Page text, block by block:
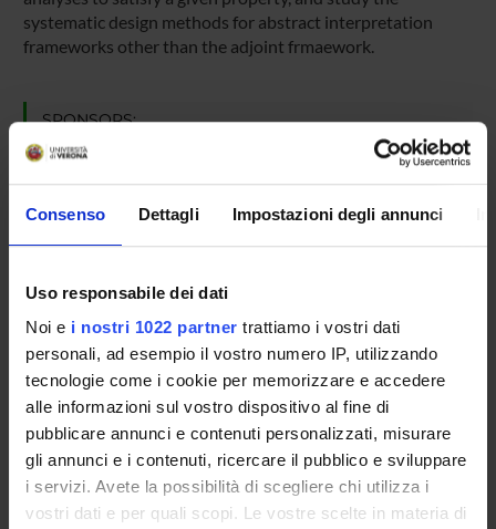
Consenso Dettagli Impostazioni degli annunci
Uso responsabile dei dati
Noi e i nostri 1022 partner trattiamo i vostri dati
personali, ad esempio il vostro numero IP, utilizzando
tecnologie come i cookie per memorizzare e accedere
alle informazioni sul vostro dispositivo al fine di
pubblicare annunci e contenuti personalizzati, misurare
gli annunci e i contenuti, ricercare il pubblico e sviluppare
i servizi. Avete la possibilità di scegliere chi utilizza i
vostri dati e per quali scopi. Le vostre scelte in materia di
systematic design methods for abstract interpretation
frameworks other than the adjoint frmaework.
SPONSORS:
Commissione Europea
Funds:assigned and managed by the department
PROJECT PARTICIPANTS
Roberto Giacobazzi
Full Professor
ACTIVITIES
RESEARCH AREAS